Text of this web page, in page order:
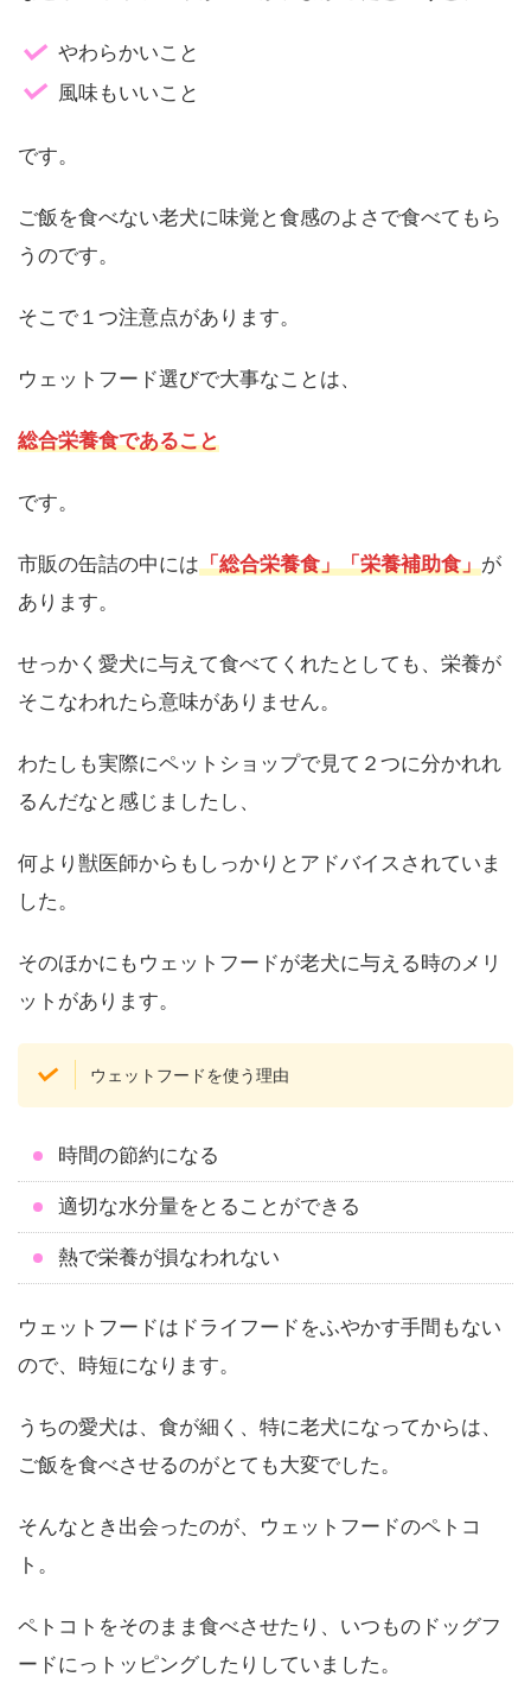
やわらかいこと
風味もいいこと
です。
ご飯を食べない老犬に味覚と食感のよさで食べてもら
うのです。
そこで１つ注意点があります。
ウェットフード選びで大事なことは、
総合栄養食であること
です。
市販の缶詰の中には「総合栄養食」「栄養補助食」が
あります。
せっかく愛犬に与えて食べてくれたとしても、栄養が
そこなわれたら意味がありません。
わたしも実際にペットショップで見て２つに分かれれ
るんだなと感じましたし、
何より獣医師からもしっかりとアドバイスされていま
した。
そのほかにもウェットフードが老犬に与える時のメリ
ットがあります。
ウェットフードを使う理由
時間の節約になる
適切な水分量をとることができる
熱で栄養が損なわれない
ウェットフードはドライフードをふやかす手間もない
ので、時短になります。
うちの愛犬は、食が細く、特に老犬になってからは、
ご飯を食べさせるのがとても大変でした。
そんなとき出会ったのが、ウェットフードのペトコ
ト。
ペトコトをそのまま食べさせたり、いつものドッグフ
ードにっトッピングしたりしていました。